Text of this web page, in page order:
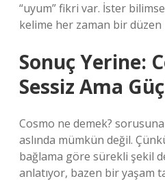
“uyum” fikri var. İster
kelime her zaman bir düzen
Sonuç Yerine:
Sessiz Ama
Cosmo ne demek?
aslında mümkün değil.
bağlama göre sürekli şekil
anlatıyor, bazen bir yaşam